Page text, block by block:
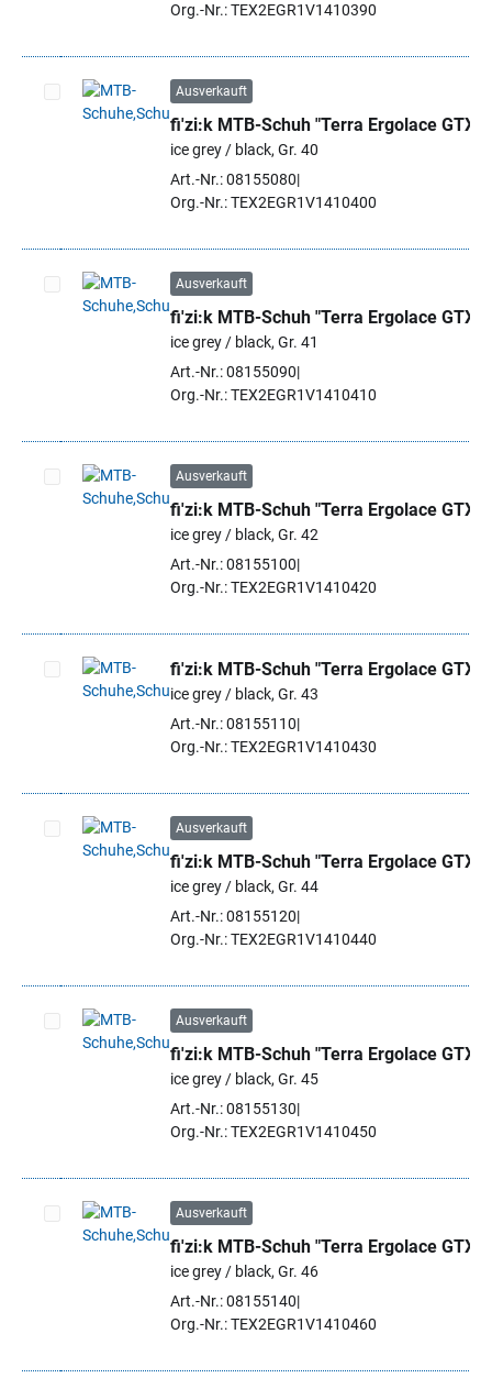
Org.-Nr.: TEX2EGR1V1410390
Artikel auswählen
Ausverkauft
fi'zi:k MTB-Schuh "Terra Ergolace GTX"
ice grey / black, Gr. 40
Art.-Nr.: 08155080
Org.-Nr.: TEX2EGR1V1410400
Artikel auswählen
Ausverkauft
fi'zi:k MTB-Schuh "Terra Ergolace GTX"
ice grey / black, Gr. 41
Art.-Nr.: 08155090
Org.-Nr.: TEX2EGR1V1410410
Artikel auswählen
Ausverkauft
fi'zi:k MTB-Schuh "Terra Ergolace GTX"
ice grey / black, Gr. 42
Art.-Nr.: 08155100
Org.-Nr.: TEX2EGR1V1410420
Artikel auswählen
fi'zi:k MTB-Schuh "Terra Ergolace GTX"
ice grey / black, Gr. 43
Art.-Nr.: 08155110
Org.-Nr.: TEX2EGR1V1410430
Artikel auswählen
Ausverkauft
fi'zi:k MTB-Schuh "Terra Ergolace GTX"
ice grey / black, Gr. 44
Art.-Nr.: 08155120
Org.-Nr.: TEX2EGR1V1410440
Artikel auswählen
Ausverkauft
fi'zi:k MTB-Schuh "Terra Ergolace GTX"
ice grey / black, Gr. 45
Art.-Nr.: 08155130
Org.-Nr.: TEX2EGR1V1410450
Artikel auswählen
Ausverkauft
fi'zi:k MTB-Schuh "Terra Ergolace GTX"
ice grey / black, Gr. 46
Art.-Nr.: 08155140
Org.-Nr.: TEX2EGR1V1410460